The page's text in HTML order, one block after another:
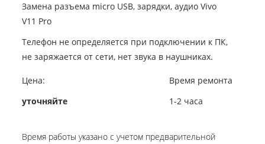
Замена разъема micro USB, зарядки, аудио Vivo
V11 Pro
Телефон не определяется при подключении к ПК,
не заряжается от сети, нет звука в наушниках.
Цена:
уточняйте
Время ремонта
1-2 часа
Время работы указано с учетом предварительной